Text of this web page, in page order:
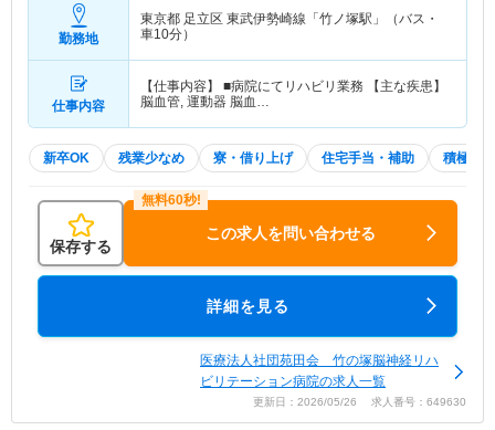
勤務地
東京都 足立区 東武伊勢崎線「竹ノ塚駅」（バス・
車10分）
仕事内容
【仕事内容】 ■病院にてリハビリ業務 【主な疾患】
脳血管, 運動器 脳血…
新卒OK 残業少なめ 寮・借り上げ 住宅手当・補助 積極採
保存する
この求人を問い合わせる
詳細を見る
医療法人社団苑田会 竹の塚脳神経リハ
ビリテーション病院の求人一覧
更新日：2026/05/26 求人番号：649630